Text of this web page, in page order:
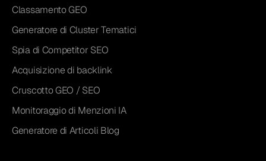
Classamento GEO
Generatore di Cluster Tematici
Spia di Competitor SEO
Acquisizione di backlink
Cruscotto GEO / SEO
Monitoraggio di Menzioni IA
Generatore di Articoli Blog